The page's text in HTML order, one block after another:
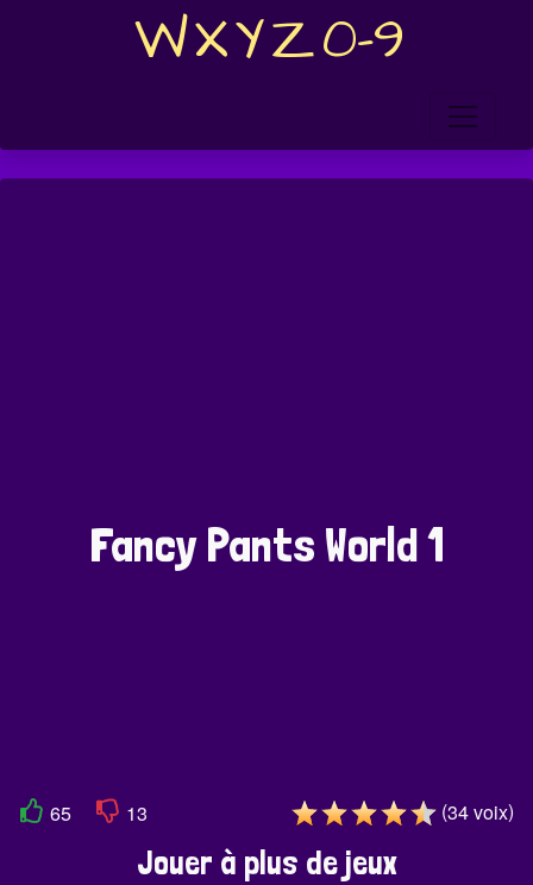
WXYZ0-9
Fancy Pants World 1
65 13 (34voix)
Jouer à plus de jeux